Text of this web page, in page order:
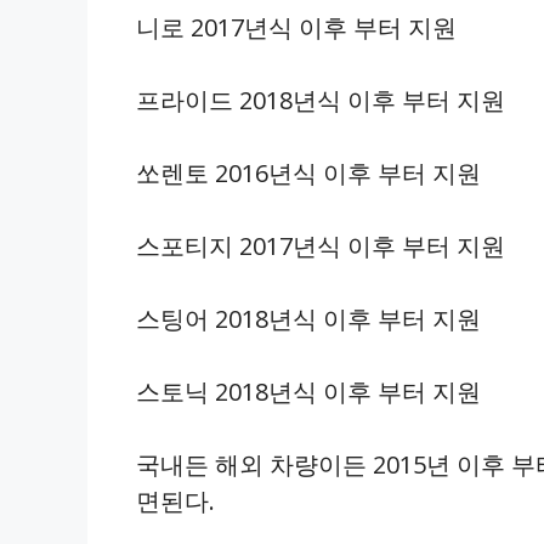
니로 2017년식 이후 부터 지원
프라이드 2018년식 이후 부터 지원
쏘렌토 2016년식 이후 부터 지원
스포티지 2017년식 이후 부터 지원
스팅어 2018년식 이후 부터 지원
스토닉 2018년식 이후 부터 지원
국내든 해외 차량이든 2015년 이후
면된다.